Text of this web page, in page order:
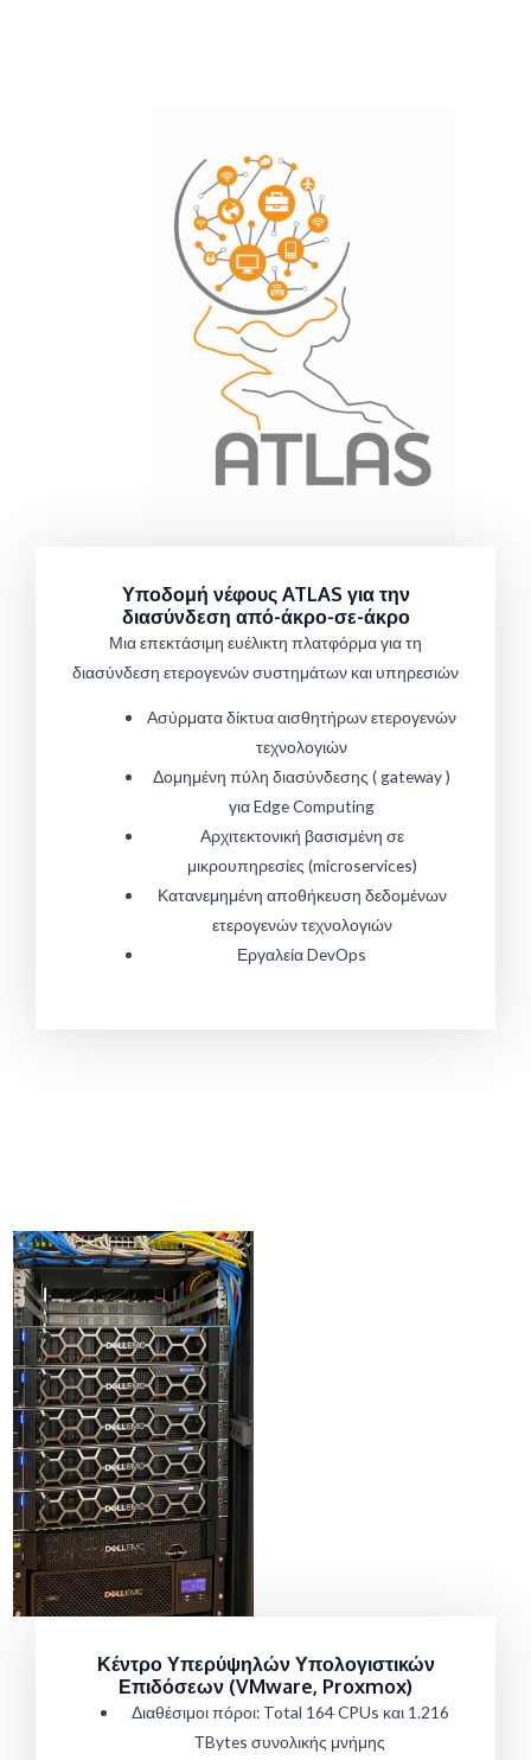
Υποδομή νέφους ATLAS για την
διασύνδεση από-άκρο-σε-άκρο
Μια επεκτάσιμη ευέλικτη πλατφόρμα για τη
διασύνδεση ετερογενών συστημάτων και υπηρεσιών
Ασύρματα δίκτυα αισθητήρων ετερογενών
τεχνολογιών
Δομημένη πύλη διασύνδεσης ( gateway )
για Edge Computing
Αρχιτεκτονική βασισμένη σε
μικρουπηρεσίες (microservices)
Κατανεμημένη αποθήκευση δεδομένων
ετερογενών τεχνολογιών
Εργαλεία DevOps
Κέντρο Υπερύψηλών Υπολογιστικών
Επιδόσεων (VMware, Proxmox)
Διαθέσιμοι πόροι: Total 164 CPUs και 1.216
ΤBytes συνολικής μνήμης